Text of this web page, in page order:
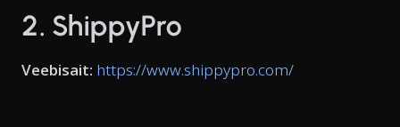
2. ShippyPro
Veebisait: https://www.shippypro.com/